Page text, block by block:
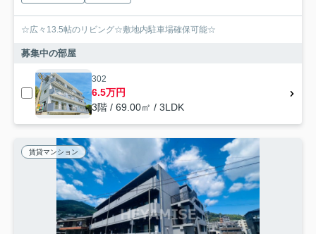
☆広々13.5帖のリビング☆敷地内駐車場確保可能☆
募集中の部屋
302
6.5万円
3階 / 69.00㎡ / 3LDK
賃貸マンション